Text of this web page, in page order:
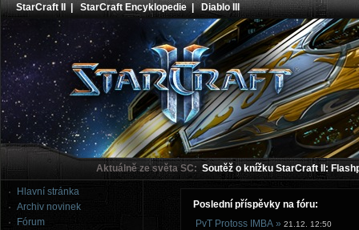
StarCraft II |StarCraft Encyklopedie|Diablo III
Aktuálně ze světa SC: Soutěž o knížku StarCraft II:
Hlavní stránka
Archiv novinek
Fórum
Poslední příspěvky na fóru:
PvT Protoss IMBA » 21.12. 12:50